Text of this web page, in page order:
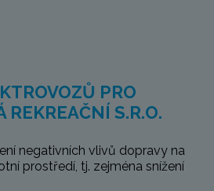
PRO
REKREAČNÍ S.R.O.
negativních vlivů dopravy na
prostředí, tj. zejména snížení